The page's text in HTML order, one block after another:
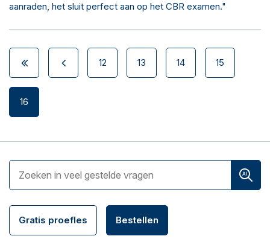
aanraden, het sluit perfect aan op het CBR examen."
12 13 14 15
16
Gratis proefles Bestellen